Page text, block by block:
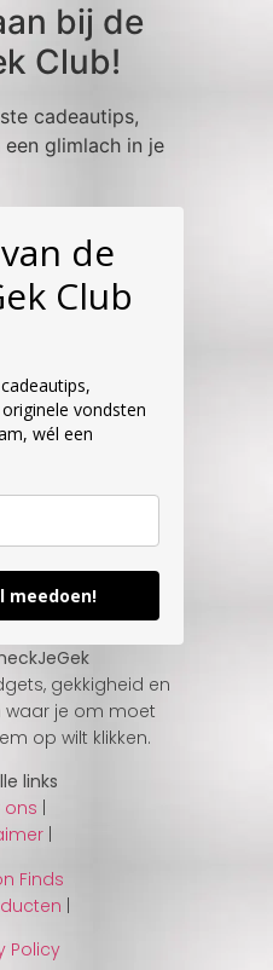
bij de
Club!
cadeautips,
glimlach in je
de
Club
vondsten
wél een
meedoen!
gekkigheid en
waar je om moet
op wilt klikken.
links
ons
Finds
|
Policy